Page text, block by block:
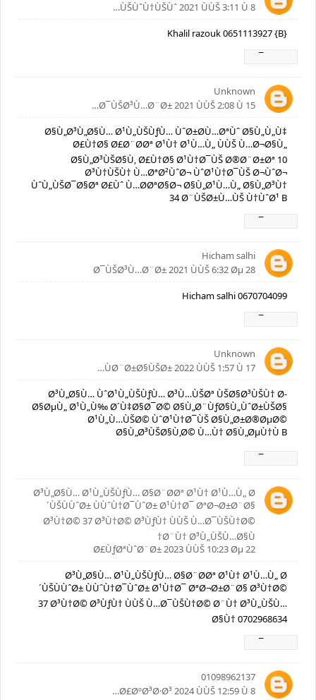
8 ÙŠÙˆÙ†ÙŠÙˆ 2021 ÙÙŠ 3:11 Ù…
Khalil razouk 0651113927 {B}
Unknown
15 Ø¯ÙŠØ³Ù…Ø¨Ø± 2021 ÙÙŠ 2:08 Ù…
Ø§Ù„Ø³Ù„Ø§Ù… Ø¹Ù„ÙŠÙƒÙ… ÙˆØ±Ø­Ù…ØªÙˆ Ø§Ù„Ù„Ù‡
Ø£Ù†Ø§ Ø£Ø¨Ø­Øª Ø¹Ù† Ø¹Ù…Ù„ ÙÙŠ Ù…Ø¬Ø§Ù„
Ø§Ù„Ø³ÙŠØ§Ù‚ Ø£Ù†Ø§ Ø¹Ù†Ø¯ÙŠ Ø®Ø¨Ø±Øª 10
Ø³Ù†ÙŠÙ† Ù…ØªØ²ÙˆØ¬ ÙˆØ¹Ù†Ø¯ÙŠ Ø¬ÙˆØ¬
ÙˆÙ„ÙŠØ¯Ø§Øª Ø£Ùˆ Ù…Ø­ØªØ§Ø¬ Ø§Ù„Ø¹Ù…Ù„ Ø§Ù„Ø³Ù†
34 Ø¨ÙŠØ±Ù…ÙŠ Ù†ÙˆØ¹ B
Hicham salhi
28 Ø¯ÙŠØ³Ù…Ø¨Ø± 2021 ÙÙŠ 6:32 Øµ
Hicham salhi 0670704099
Unknown
17 ÙØ¨Ø±Ø§ÙŠØ± 2022 ÙÙŠ 1:57 Ù…
Ø³Ù„Ø§Ù… ÙˆØ¹Ù„ÙŠÙƒÙ… Ø³Ù…ÙŠØª ÙŠØ§Ø³ÙŠÙ† Ø­
Ø§ØµÙ„ Ø¹Ù„Ù‰ Ø´Ù‡Ø§Ø¯Ø© Ø§Ù„Ø¨ÙƒØ§Ù„ÙˆØ±ÙŠØ§
Ø¹Ù„Ù…ÙŠØ© ÙˆØ¹Ù†Ø¯ÙŠ Ø§Ù„Ø±Ø®ØµØ©
Ø§Ù„Ø³ÙŠØ§Ù‚Ø© Ù…Ù† Ø§Ù„ØµÙ†Ù B
Ø³Ù„Ø§Ù… Ø¹Ù„ÙŠÙƒÙ… Ø§Ø¨Ø­Øª Ø¹Ù† Ø¹Ù…Ù„ Ø
´ÙŠÙÙˆØ± ÙÙˆÙ†Ø¯ÙˆØ± Ø¹Ù†Ø¯ ØªØ¬Ø±Ø¨Ø§
Ø³Ù†Ø© 37 Ø³Ù†Ø© Ø³ÙƒÙ† ÙÙŠ Ù…Ø¯ÙŠÙ†Ø©
Ø¨Ù† Ø³Ù„ÙŠÙ…Ø§Ù†
22 Ø£ÙƒØªÙˆØ¨Ø± 2023 ÙÙŠ 10:23 Øµ
Ø³Ù„Ø§Ù… Ø¹Ù„ÙŠÙƒÙ… Ø§Ø¨Ø­Øª Ø¹Ù† Ø¹Ù…Ù„ Ø
´ÙŠÙÙˆØ± ÙÙˆÙ†Ø¯ÙˆØ± Ø¹Ù†Ø¯ ØªØ¬Ø±Ø¨Ø§ Ø³Ù†Ø©
37 Ø³Ù†Ø© Ø³ÙƒÙ† ÙÙŠ Ù…Ø¯ÙŠÙ†Ø© Ø¨Ù† Ø³Ù„ÙŠÙ…
Ø§Ù† 0702968634
01098962137
8 Ø£ØºØ³Ø·Ø³ 2024 ÙÙŠ 12:59 Ù…